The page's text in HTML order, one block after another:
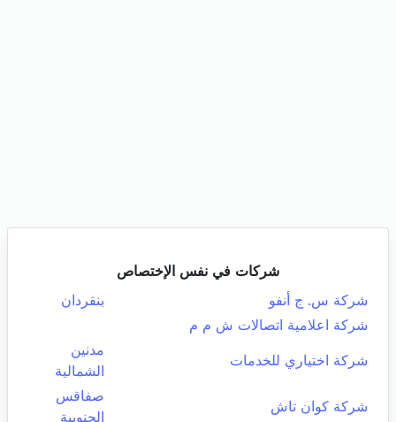
شركات في نفس الإختصاص
شركة س. ج أنفو
بنقردان
شركة اعلامية اتصالات ش م م
شركة اختياري للخدمات
مدنين
الشمالية
شركة كوان تاش
صفاقس
الجنوبية